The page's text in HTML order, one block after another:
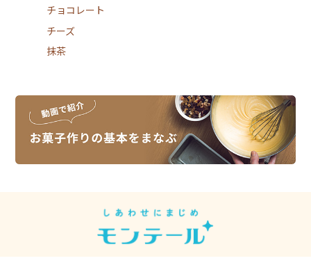
チョコレート
チーズ
抹茶